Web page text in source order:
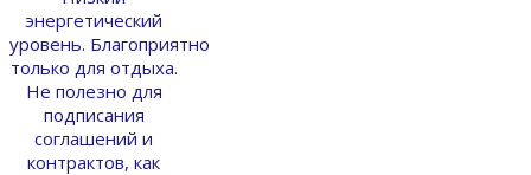
энергетический
уровень. Благоприятно
только для отдыха.
Не полезно для
подписания
соглашений и
контрактов, как